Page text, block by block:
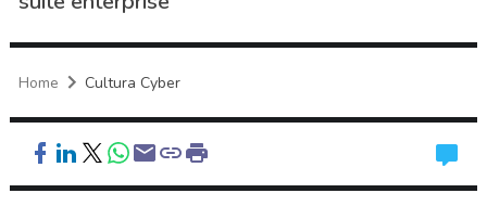
Home Cultura Cyber